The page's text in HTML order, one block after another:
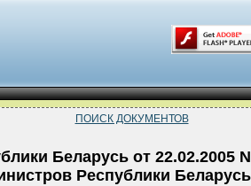
ПОИСК ДОКУМЕНТОВ
Беларусь от 22.02.2005
Республики Беларусь